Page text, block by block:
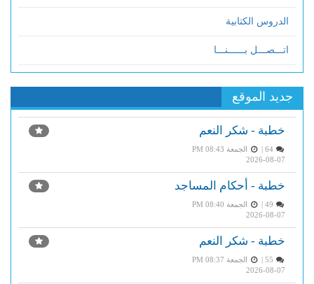
الدروس الكتابية
اتـــصـــل بــــــنـــا
جديد الموقع
خطبة - شكر النعم
64 |
الجمعة PM 08:43
2026-08-07
خطبة - أحكام المساجد
الجمعة PM 08:40
2026-08-07
خطبة - شكر النعم
الجمعة PM 08:37
2026-08-07